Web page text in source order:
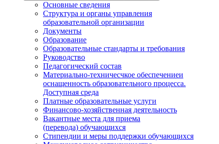
Основные сведения
Структура и органы управления
образовательной организации
Документы
Образование
Образовательные стандарты и требования
Руководство
Педагогический состав
Материально-техничесчкое обеспечениеи
оснащенность образовательного процесса.
Доступная среда
Платные образовательные услуги
Финансово-хозяйственная деятельность
Вакантные места для приема
(перевода) обучающихся
Стипендии и меры поддержки обучающихся